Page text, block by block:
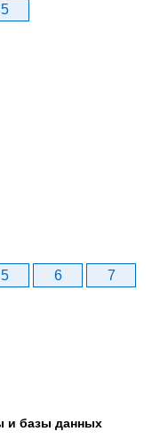
5
5 6 7
и базы данных